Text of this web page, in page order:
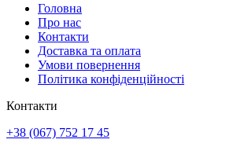
Головна
Про нас
Контакти
Доставка та оплата
Умови повернення
Політика конфіденційності
Контакти
+38 (067) 752 17 45